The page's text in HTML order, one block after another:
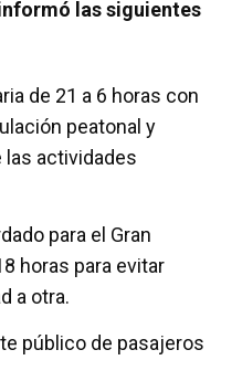
las siguientes
de 21 a 6 horas con
peatonal y
las actividades
para el Gran
horas para evitar
a otra.
público de pasajeros